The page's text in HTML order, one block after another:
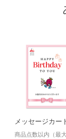
メッセージカー
商品点数以内（最